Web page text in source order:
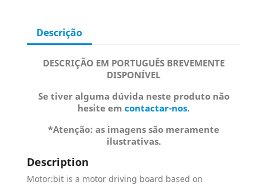
Descrição
DESCRIÇÃO EM PORTUGUÊS BREVEMENTE
DISPONÍVEL
Se tiver alguma dúvida neste produto não
hesite em contactar-nos.
*Atenção: as imagens são meramente
ilustrativas.
Description
Motor:bit is a motor driving board based on